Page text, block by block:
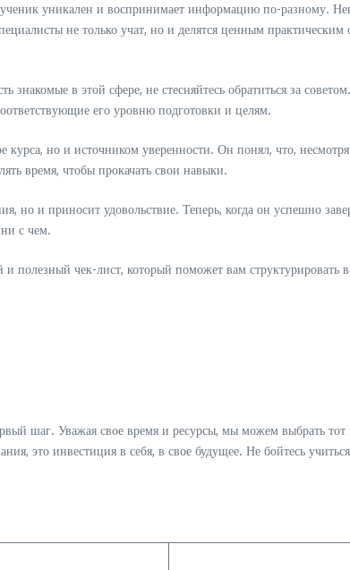
уникален и воспринимает информацию по-разному.
не только учат, но и делятся ценным
знакомые в этой сфере, не стесняйтесь обратиться за
его уровню подготовки и целям.
но и источником уверенности. Он понял, что,
время, чтобы прокачать свои навыки.
но и приносит удовольствие. Теперь, когда он успешно
с чем.
полезный чек-лист, который поможет вам структурировать
шаг. Уважая свое время и ресурсы, мы можем выбрать
это инвестиция в себя, в свое будущее. Не бойтесь